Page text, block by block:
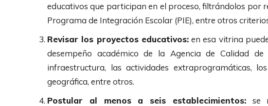
educativos que participan en el proceso, filtrándolos por
Programa de Integración Escolar (PIE), entre otros
Revisar los proyectos educativos:en esa vitrina
desempeño académico de la Agencia de Calidad
infraestructura, las actividades extraprogramáticas,
geográfica, entre otros.
Postular al menos a seis establecimientos:se